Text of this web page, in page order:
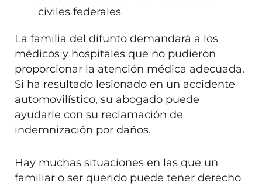
civiles federales
La familia del difunto demandará a los
médicos y hospitales que no pudieron
proporcionar la atención médica adecuada.
Si ha resultado lesionado en un accidente
automovilístico, su abogado puede
ayudarle con su reclamación de
indemnización por daños.
Hay muchas situaciones en las que un
familiar o ser querido puede tener derecho